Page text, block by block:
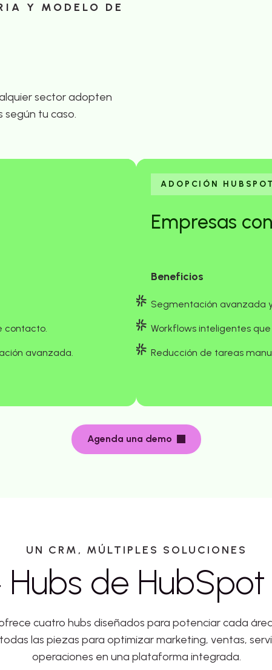
Y MODELO DE
sector adopten
según tu caso.
contacto.
avanzada.
ADOPCIÓN
Empresas
Beneficios
Segmentación avanzada
Workflows inteligentes
Reducción de tareas
Agenda una demo
UN CRM, MÚLTIPLES SOLUCIONES
Hubs de
cuatro hubs diseñados para potenciar cada
las piezas para optimizar marketing, ventas,
operaciones en una plataforma integrada.